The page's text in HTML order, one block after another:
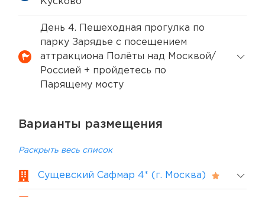
День 4. Пешеходная прогулка по
парку Зарядье с посещением
аттракциона Полёты над Москвой/
Россией + пройдетесь по
Парящему мосту
Варианты размещения
Раскрыть весь список
Сущевский Сафмар 4* (г. Москва)